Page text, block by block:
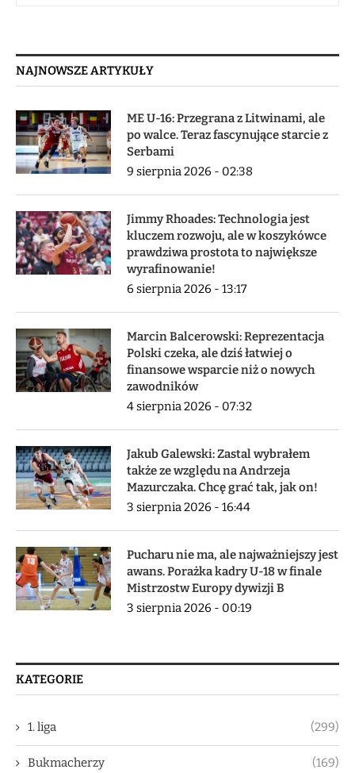
NAJNOWSZE ARTYKUŁY
ME U-16: Przegrana z Litwinami, ale
po walce. Teraz fascynujące starcie z
Serbami
9 sierpnia 2026 - 02:38
Jimmy Rhoades: Technologia jest
kluczem rozwoju, ale w koszykówce
prawdziwa prostota to największe
wyrafinowanie!
6 sierpnia 2026 - 13:17
Marcin Balcerowski: Reprezentacja
Polski czeka, ale dziś łatwiej o
finansowe wsparcie niż o nowych
zawodników
4 sierpnia 2026 - 07:32
Jakub Galewski: Zastal wybrałem
także ze względu na Andrzeja
Mazurczaka. Chcę grać tak, jak on!
3 sierpnia 2026 - 16:44
Pucharu nie ma, ale najważniejszy jest
awans. Porażka kadry U-18 w finale
Mistrzostw Europy dywizji B
3 sierpnia 2026 - 00:19
KATEGORIE
1. liga (299)
Bukmacherzy (169)